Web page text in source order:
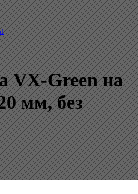
VX-Green на
мм, без